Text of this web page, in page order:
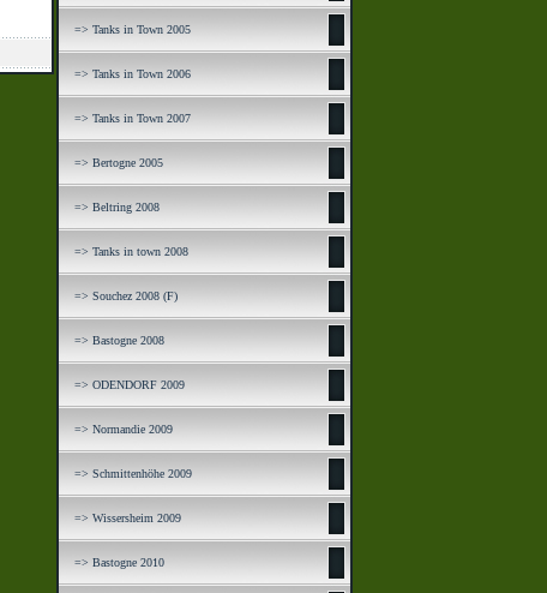
=> Tanks in Town 2005
=> Tanks in Town 2006
=> Tanks in Town 2007
=> Bertogne 2005
=> Beltring 2008
=> Tanks in town 2008
=> Souchez 2008 (F)
=> Bastogne 2008
=> ODENDORF 2009
=> Normandie 2009
=> Schmittenhöhe 2009
=> Wissersheim 2009
=> Bastogne 2010